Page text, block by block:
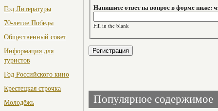
Год Литературы
70-летие Победы
Общественный совет
Информация для
туристов
Год Российского кино
Крестецкая строчка
Молодёжь
Напишите ответ на вопрос в форме ниже:
Fill in the blank
Популярное содержимое